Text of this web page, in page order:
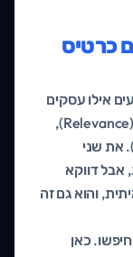
כרטיס
אילו עסקים
יופיעו גבוה בתוצאות המקומיות: רלוונטיות (Relevance),
מרחק (Distance) ובולטות (Prominence). את שני
אבל דווקא
והוא גם זה
כאן